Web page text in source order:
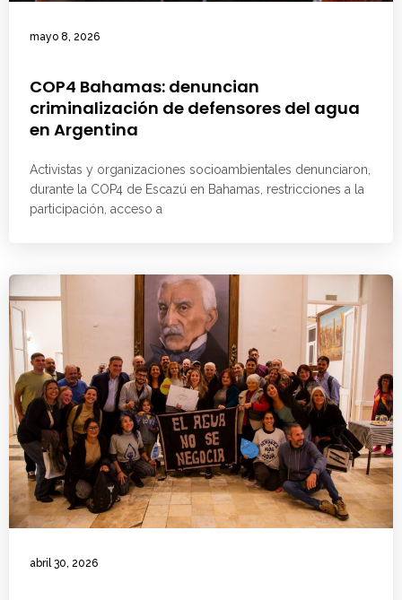
mayo 8, 2026
COP4 Bahamas: denuncian
criminalización de defensores del agua
en Argentina
Activistas y organizaciones socioambientales denunciaron,
durante la COP4 de Escazú en Bahamas, restricciones a la
participación, acceso a
abril 30, 2026